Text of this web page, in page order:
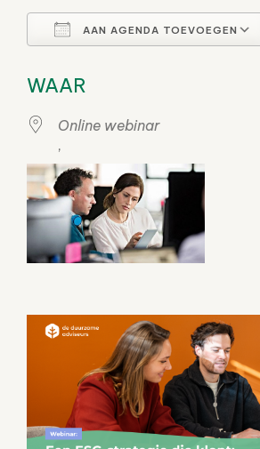
AAN AGENDA TOEVOEGEN
WAAR
Online webinar
,